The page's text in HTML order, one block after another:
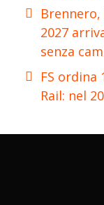
2027
senza
FS ordina
Rail: nel